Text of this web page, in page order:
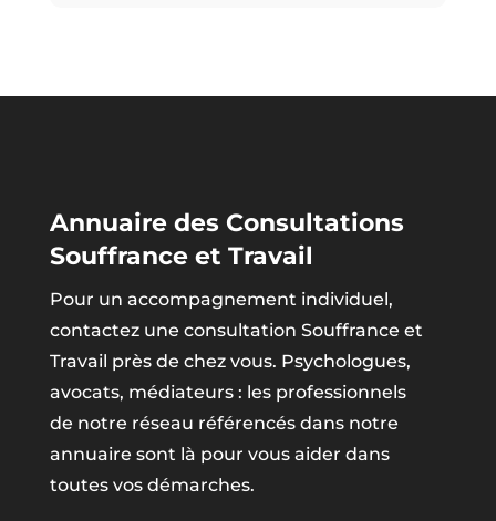
Annuaire des Consultations
Souffrance et Travail
Pour un accompagnement individuel,
contactez une consultation Souffrance et
Travail près de chez vous. Psychologues,
avocats, médiateurs : les professionnels
de notre réseau référencés dans notre
annuaire sont là pour vous aider dans
toutes vos démarches.